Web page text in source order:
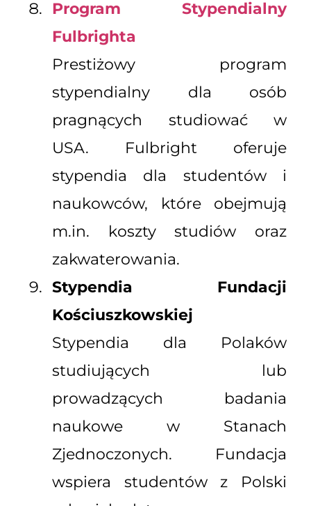
Program Stypendialny
Fulbrighta
Prestiżowy program
stypendialny dla osób
pragnących studiować w
USA. Fulbright oferuje
stypendia dla studentów i
naukowców, które obejmują
m.in. koszty studiów oraz
zakwaterowania.
Stypendia Fundacji
Kościuszkowskiej
Stypendia dla Polaków
studiujących lub
prowadzących badania
naukowe w Stanach
Zjednoczonych. Fundacja
wspiera studentów z Polski